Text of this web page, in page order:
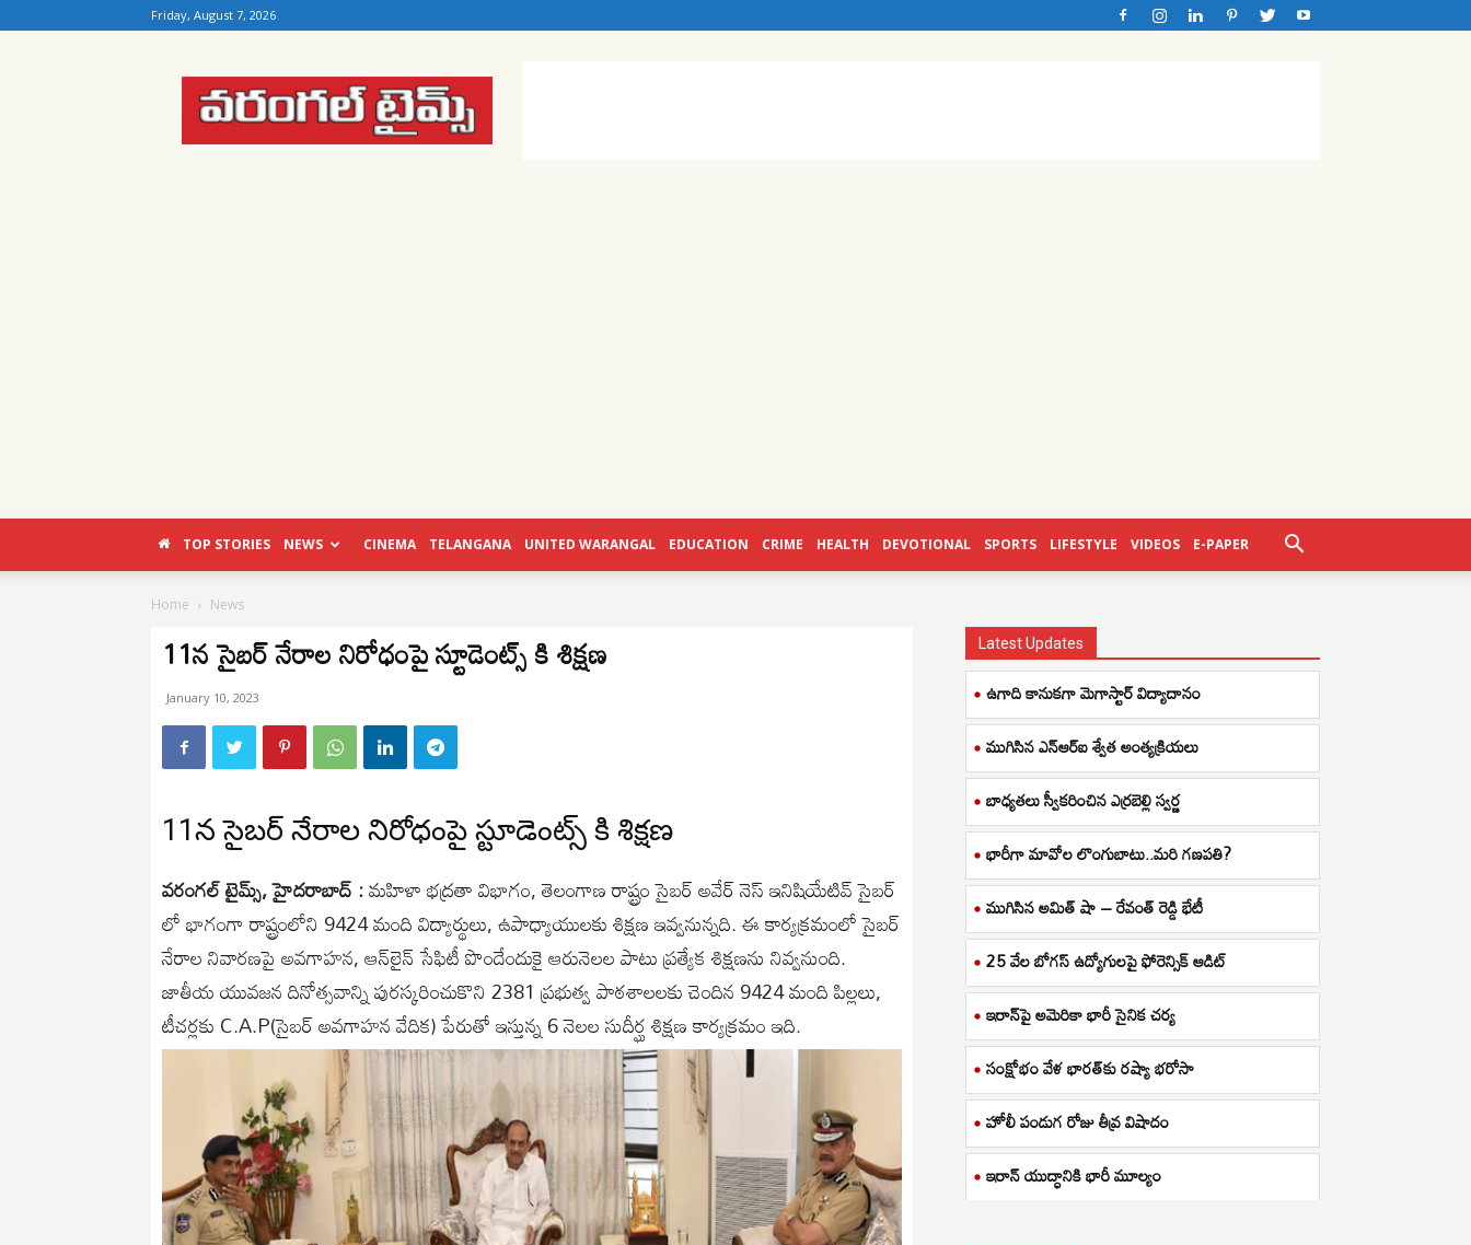
Friday, August 7, 2026
Warangal
Times
TOP STORIES NEWS CINEMA TELANGANA UNITED WARANGAL EDUCATION CRIME HEALTH DEVOTIONAL SPORTS LIFESTYLE VIDEOS E-PAPER
Home News
11న సైబర్ నేరాల నిరోధంపై స్టూడెంట్స్ కి శిక్షణ
January 10, 2023
11న సైబర్ నేరాల నిరోధంపై స్టూడెంట్స్ కి శిక్షణ
వరంగల్ టైమ్స్, హైదరాబాద్ :మహిళా భద్రతా విభాగం, తెలంగాణ రాష్ట్రం సైబర్ అవేర్ నెస్ ఇనిషియేటివ్ సైబర్
లో భాగంగా రాష్ట్రంలోని 9424 మంది విద్యార్థులు, ఉపాధ్యాయులకు శిక్షణ ఇవ్వనున్నది. ఈ కార్యక్రమంలో సైబర్
నేరాల నివారణపై అవగాహన, ఆన్‌లైన్‌ సేఫిటీ పొందేందుకై ఆరునెలల పాటు ప్రత్యేక శిక్షణను నివ్వనుంది.
జాతీయ యువజన దినోత్సవాన్ని పురస్కరించుకొని 2381 ప్రభుత్వ పాఠశాలలకు చెందిన 9424 మంది పిల్లలు,
టీచర్లకు C.A.P(సైబర్ అవగాహన వేదిక) పేరుతో ఇస్తున్న 6 నెలల సుదీర్ఘ శిక్షణ కార్యక్రమం ఇది.
Latest Updates
ఉగాది కానుకగా మెగాస్టార్ విద్యాదానం
ముగిసిన ఎన్ఆర్ఐ శ్వేత అంత్యక్రియలు
బాధ్యతలు స్వీకరించిన ఎర్రబెల్లి స్వర్ణ
భారీగా మావోల లొంగుబాటు..మరి గణపతి?
ముగిసిన అమిత్ షా – రేవంత్ రెడ్డి భేటీ
25 వేల బోగస్ ఉద్యోగులపై ఫోరెన్సిక్ ఆడిట్
ఇరాన్‌పై అమెరికా భారీ సైనిక చర్య
సంక్షోభం వేళ భారత్‌కు రష్యా భరోసా
హోలీ పండుగ రోజు తీవ్ర విషాదం
ఇరాన్ యుద్ధానికి భారీ మూల్యం